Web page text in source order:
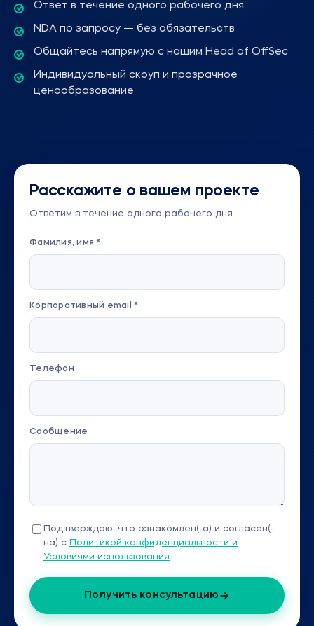
Ответ в течение одного рабочего дня
NDA по запросу — без обязательств
Общайтесь напрямую с нашим Head of OffSec
Индивидуальный скоуп и прозрачное
ценообразование
Расскажите о вашем проекте
Ответим в течение одного рабочего дня.
Фамилия, имя *
Корпоративный email *
Телефон
Сообщение
Подтверждаю, что ознакомлен(-а) и согласен(-
на) с Политикой конфиденциальности и
Условиями использования.
Получить консультацию